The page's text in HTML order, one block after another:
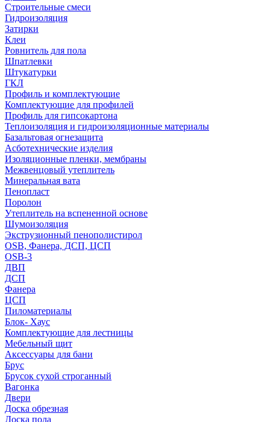
Строительные смеси
Гидроизоляция
Затирки
Клеи
Ровнитель для пола
Шпатлевки
Штукатурки
ГКЛ
Профиль и комплектующие
Комплектующие для профилей
Профиль для гипсокартона
Теплоизоляция и гидроизоляционные материалы
Базальтовая огнезащита
Асботехнические изделия
Изоляционные пленки, мембраны
Межвенцовый утеплитель
Минеральная вата
Пенопласт
Поролон
Утеплитель на вспененной основе
Шумоизоляция
Экструзионный пенополистирол
OSB, Фанера, ДСП, ЦСП
OSB-3
ДВП
ДСП
Фанера
ЦСП
Пиломатериалы
Блок- Хаус
Комплектующие для лестницы
Мебельный щит
Аксессуары для бани
Брус
Брусок сухой строганный
Вагонка
Двери
Доска обрезная
Доска пола